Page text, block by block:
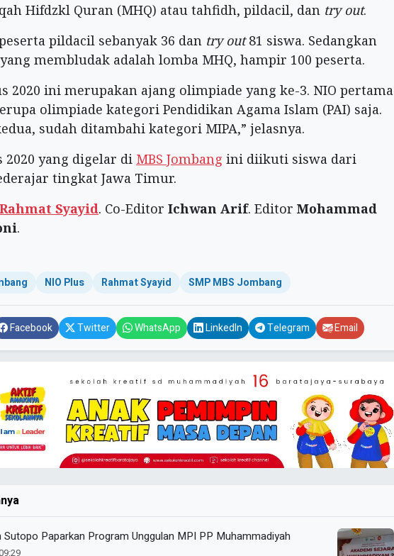
Hifdzkl Quran (MHQ) atau tahfidh, pildacil, dan try out.
pildacil sebanyak 36 dan try out81 siswa. Sedangkan
membludak adalah lomba MHQ, hampir 100 peserta.
2020 ini merupakan ajang olimpiade yang ke-3. NIO pertama
olimpiade kategori Pendidikan Agama Islam (PAI) saja.
sudah ditambahi kategori MIPA,” jelasnya.
2020 yang digelar di MBS Jombang ini diikuti siswa dari
tingkat Jawa Timur.
Rahmat Syayid. Co-Editor Ichwan Arif. Editor Mohammad
.
NIO Plus Rahmat Syayid SMP MBS Jombang
Facebook Twitter WhatsApp LinkedIn Telegram Email
Paparkan Program Unggulan MPI PP Muhammadiyah